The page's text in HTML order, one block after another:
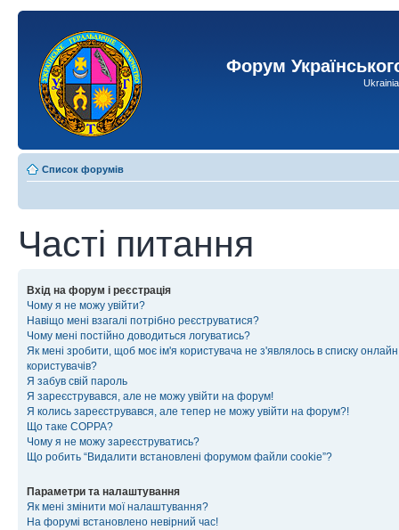
Форум
Список форумів
Часті питання
Вхід на форум і реєстрація
Чому я не можу увійти?
Навіщо мені взагалі потрібно реєструватися?
Чому мені постійно доводиться логуватись?
Як мені зробити, щоб моє ім'я користувача не з'являлось в списку онлайн
користувачів?
Я забув свій пароль
Я зареєструвався, але не можу увійти на форум!
Я колись зареєструвався, але тепер не можу увійти на форум?!
Що таке COPPA?
Чому я не можу зареєструватись?
Що робить “Видалити встановлені форумом файли cookie”?
Параметри та налаштування
Як мені змінити мої налаштування?
На форумі встановлено невірний час!